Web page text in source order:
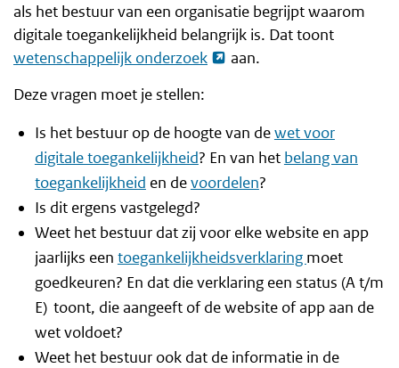
als het bestuur van een organisatie begrijpt waarom
digitale toegankelijkheid belangrijk is. Dat toont
wetenschappelijk onderzoek
aan.
Deze vragen moet je stellen:
Is het bestuur op de hoogte van dewet voor
digitale toegankelijkheid? En van het belang van
toegankelijkheid en devoordelen?
Is dit ergens vastgelegd?
Weet het bestuur dat zij voor elke website en app
jaarlijks een toegankelijkheidsverklaring moet
goedkeuren? En dat die verklaring een status (A t/m
E) toont, die aangeeft of de website of app aan de
wet voldoet?
Weet het bestuur ook dat de informatie in de